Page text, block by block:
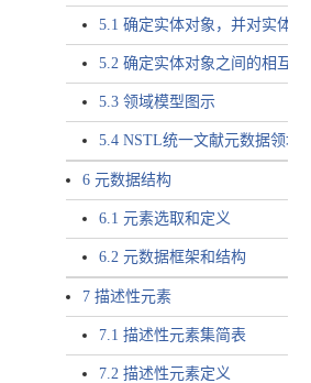
5.1 确定实体对象，并对实体
5.2 确定实体对象之间的相互
5.3 领域模型图示
5.4 NSTL统一文献元数据领域
6 元数据结构
6.1 元素选取和定义
6.2 元数据框架和结构
7 描述性元素
7.1 描述性元素集简表
7.2 描述性元素定义